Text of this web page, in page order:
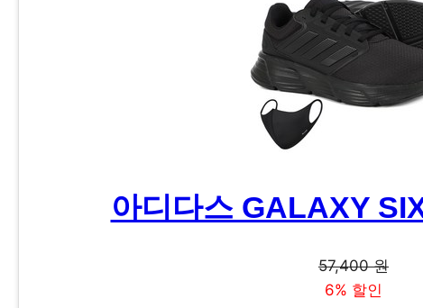
아디다스 GALAXY
57,400 원
6% 할인